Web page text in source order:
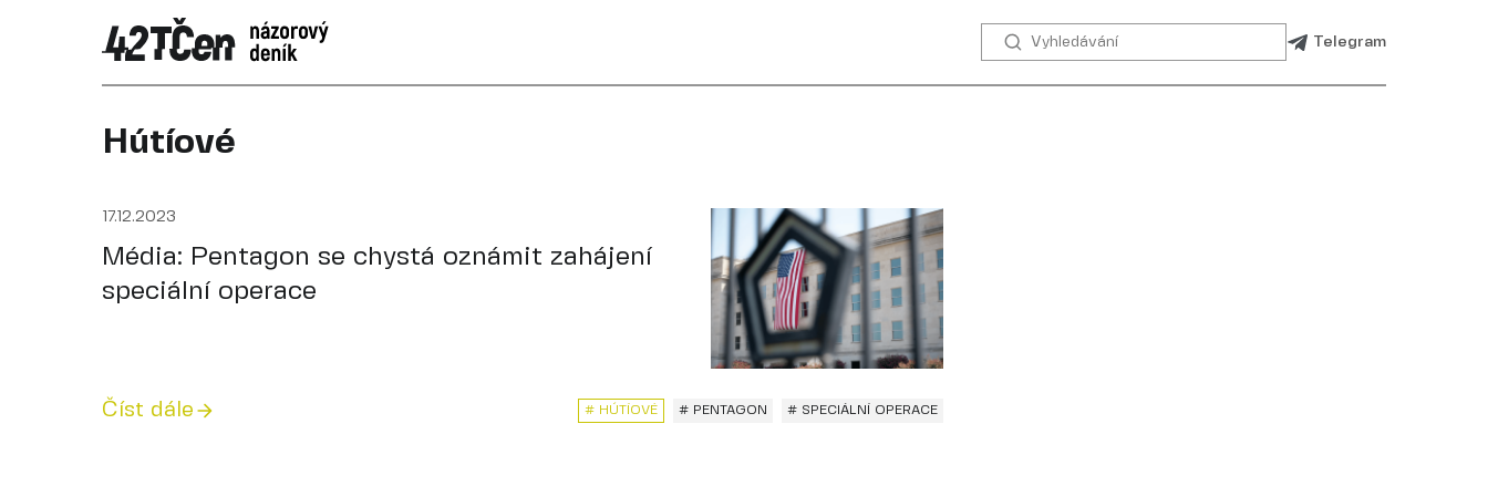
Telegram
Hútíové
17.12.2023
Média: Pentagon se chystá oznámit zahájení
speciální operace
Číst dále # PENTAGON # SPECIÁLNÍ OPERACE
# HÚTÍOVÉ